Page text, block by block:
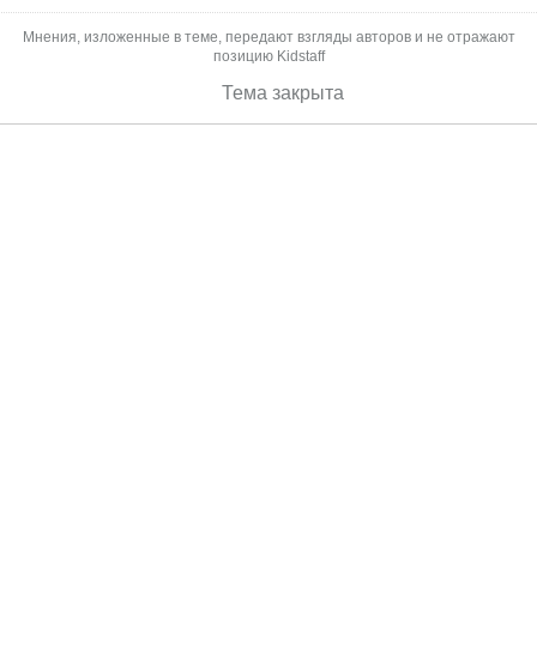
Мнения, изложенные в теме, передают взгляды авторов и не отражают
позицию Kidstaff
Тема закрыта